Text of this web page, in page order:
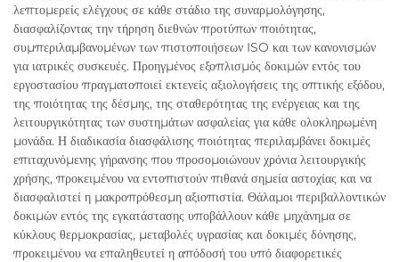
λεπτομερείς ελέγχους σε κάθε στάδιο της συναρμολόγησης,
διασφαλίζοντας την τήρηση διεθνών προτύπων ποιότητας,
συμπεριλαμβανομένων των πιστοποιήσεων ISO και των κανονισμών
για ιατρικές συσκευές. Προηγμένος εξοπλισμός δοκιμών εντός του
εργοστασίου πραγματοποιεί εκτενείς αξιολογήσεις της οπτικής εξόδου,
της ποιότητας της δέσμης, της σταθερότητας της ενέργειας και της
λειτουργικότητας των συστημάτων ασφαλείας για κάθε ολοκληρωμένη
μονάδα. Η διαδικασία διασφάλισης ποιότητας περιλαμβάνει δοκιμές
επιταχυνόμενης γήρανσης που προσομοιώνουν χρόνια λειτουργικής
χρήσης, προκειμένου να εντοπιστούν πιθανά σημεία αστοχίας και να
διασφαλιστεί η μακροπρόθεσμη αξιοπιστία. Θάλαμοι περιβαλλοντικών
δοκιμών εντός της εγκατάστασης υποβάλλουν κάθε μηχάνημα σε
κύκλους θερμοκρασίας, μεταβολές υγρασίας και δοκιμές δόνησης,
προκειμένου να επαληθευτεί η απόδοσή του υπό διαφορετικές